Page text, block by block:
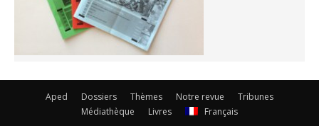
Aped Dossiers Thèmes Notre revue
Tribunes
Médiathèque
Livres Français